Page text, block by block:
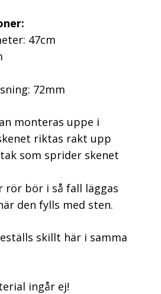
47cm
72mm
monteras uppe i
riktas rakt upp
som sprider skenet
rör bör i så fall läggas
den fylls med sten.
skillt här i samma
ingår ej!